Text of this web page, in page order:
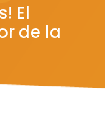
El
de la